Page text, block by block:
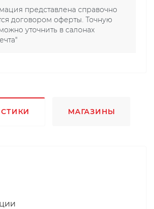
представлена справочно
договором оферты. Точную
уточнить в салонах
МАГАЗИНЫ